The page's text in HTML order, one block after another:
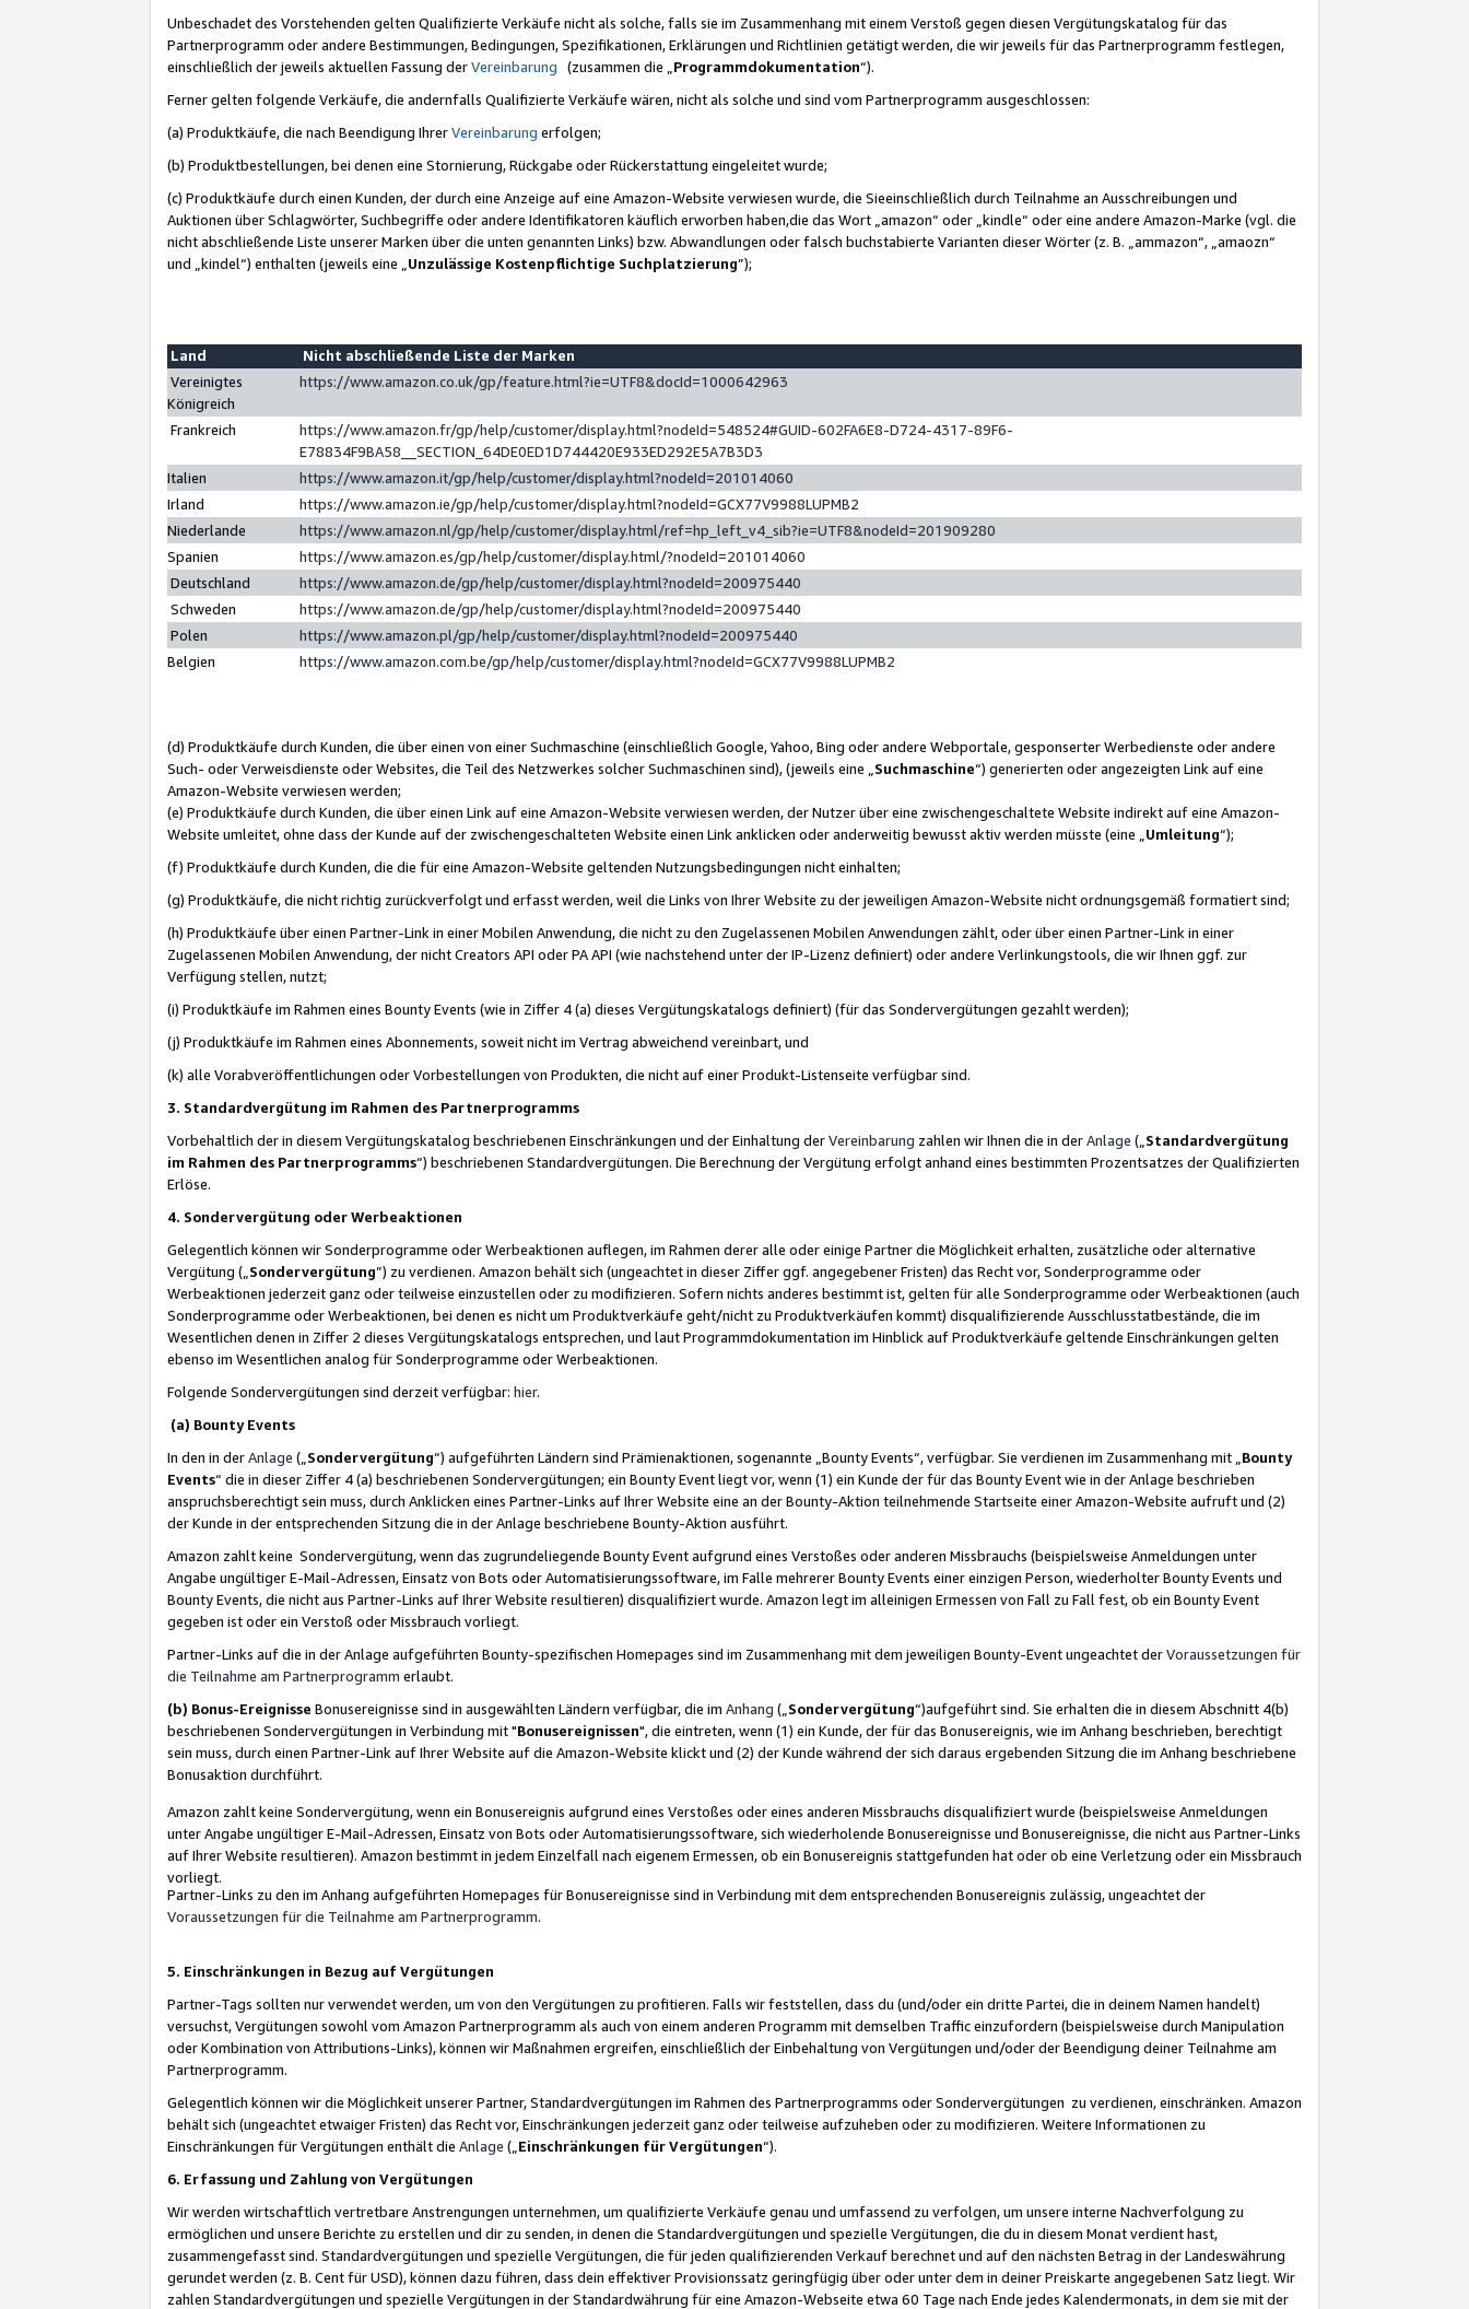
Unbeschadet des Vorstehenden gelten Qualifizierte Verkäufe nicht als solche, falls sie im Zusammenhang mit einem Verstoß gegen diesen Vergütungskatalog für das
Partnerprogramm oder andere Bestimmungen, Bedingungen, Spezifikationen, Erklärungen und Richtlinien getätigt werden, die wir jeweils für das Partnerprogramm festlegen,
einschließlich der jeweils aktuellen Fassung derVereinbarung (zusammen die „ Programmdokumentation“).
Ferner gelten folgende Verkäufe, die andernfalls Qualifizierte Verkäufe wären, nicht als solche und sind vom Partnerprogramm ausgeschlossen:
(a) Produktkäufe, die nach Beendigung IhrerVereinbarung erfolgen;
(b) Produktbestellungen, bei denen eine Stornierung, Rückgabe oder Rückerstattung eingeleitet wurde;
(c) Produktkäufe durch einen Kunden, der durch eine Anzeige auf eine Amazon-Website verwiesen wurde, die Sieeinschließlich durch Teilnahme an Ausschreibungen und
Auktionen über Schlagwörter, Suchbegriffe oder andere Identifikatoren käuflich erworben haben,die das Wort „amazon“ oder „kindle“ oder eine andere Amazon-Marke (vgl. die
nicht abschließende Liste unserer Marken über die unten genannten Links) bzw. Abwandlungen oder falsch buchstabierte Varianten dieser Wörter (z. B. „ammazon“, „amaozn“
und „kindel“) enthalten (jeweils eine „ Unzulässige Kostenpflichtige Suchplatzierung”);
Land
Nicht abschließende Liste der Marken
Vereinigtes
Königreich
https://www.amazon.co.uk/gp/feature.html?ie=UTF8&docId=1000642963
Frankreich
https://www.amazon.fr/gp/help/customer/display.html?nodeId=548524#GUID-602FA6E8-D724-4317-89F6-
E78834F9BA58__SECTION_64DE0ED1D744420E933ED292E5A7B3D3
Italien
https://www.amazon.it/gp/help/customer/display.html?nodeId=201014060
Irland
https://www.amazon.ie/gp/help/customer/display.html?nodeId=GCX77V9988LUPMB2
Niederlande
https://www.amazon.nl/gp/help/customer/display.html/ref=hp_left_v4_sib?ie=UTF8&nodeId=201909280
Spanien
https://www.amazon.es/gp/help/customer/display.html/?nodeId=201014060
Deutschland
https://www.amazon.de/gp/help/customer/display.html?nodeId=200975440
Schweden
https://www.amazon.de/gp/help/customer/display.html?nodeId=200975440
Polen
https://www.amazon.pl/gp/help/customer/display.html?nodeId=200975440
Belgien
https://www.amazon.com.be/gp/help/customer/display.html?nodeId=GCX77V9988LUPMB2
(d) Produktkäufe durch Kunden, die über einen von einer Suchmaschine (einschließlich Google, Yahoo, Bing oder andere Webportale, gesponserter Werbedienste oder andere
Such- oder Verweisdienste oder Websites, die Teil des Netzwerkes solcher Suchmaschinen sind), (jeweils eine „ Suchmaschine“) generierten oder angezeigten Link auf eine
Amazon-Website verwiesen werden;
(e) Produktkäufe durch Kunden, die über einen Link auf eine Amazon-Website verwiesen werden, der Nutzer über eine zwischengeschaltete Website indirekt auf eine Amazon-
Website umleitet, ohne dass der Kunde auf der zwischengeschalteten Website einen Link anklicken oder anderweitig bewusst aktiv werden müsste (eine „ Umleitung“);
(f) Produktkäufe durch Kunden, die die für eine Amazon-Website geltenden Nutzungsbedingungen nicht einhalten;
(g) Produktkäufe, die nicht richtig zurückverfolgt und erfasst werden, weil die Links von Ihrer Website zu der jeweiligen Amazon-Website nicht ordnungsgemäß formatiert sind;
(h) Produktkäufe über einen Partner-Link in einer Mobilen Anwendung, die nicht zu den Zugelassenen Mobilen Anwendungen zählt, oder über einen Partner-Link in einer
Zugelassenen Mobilen Anwendung, der nicht Creators API oder PA API (wie nachstehend unter der IP-Lizenz definiert) oder andere Verlinkungstools, die wir Ihnen ggf. zur
Verfügung stellen, nutzt;
(i) Produktkäufe im Rahmen eines Bounty Events (wie in Ziffer 4 (a) dieses Vergütungskatalogs definiert) (für das Sondervergütungen gezahlt werden);
(j) Produktkäufe im Rahmen eines Abonnements, soweit nicht im Vertrag abweichend vereinbart, und
(k) alle Vorabveröffentlichungen oder Vorbestellungen von Produkten, die nicht auf einer Produkt-Listenseite verfügbar sind.
3. Standardvergütung im Rahmen des Partnerprogramms
Vorbehaltlich der in diesem Vergütungskatalog beschriebenen Einschränkungen und der Einhaltung derVereinbarung zahlen wir Ihnen die in derAnlage („ Standardvergütung
im Rahmen des Partnerprogramms“) beschriebenen Standardvergütungen. Die Berechnung der Vergütung erfolgt anhand eines bestimmten Prozentsatzes der Qualifizierten
Erlöse.
4. Sondervergütung oder Werbeaktionen
Gelegentlich können wir Sonderprogramme oder Werbeaktionen auflegen, im Rahmen derer alle oder einige Partner die Möglichkeit erhalten, zusätzliche oder alternative
Vergütung („ Sondervergütung”) zu verdienen. Amazon behält sich (ungeachtet in dieser Ziffer ggf. angegebener Fristen) das Recht vor, Sonderprogramme oder
Werbeaktionen jederzeit ganz oder teilweise einzustellen oder zu modifizieren. Sofern nichts anderes bestimmt ist, gelten für alle Sonderprogramme oder Werbeaktionen (auch
Sonderprogramme oder Werbeaktionen, bei denen es nicht um Produktverkäufe geht/nicht zu Produktverkäufen kommt) disqualifizierende Ausschlusstatbestände, die im
Wesentlichen denen in Ziffer 2 dieses Vergütungskatalogs entsprechen, und laut Programmdokumentation im Hinblick auf Produktverkäufe geltende Einschränkungen gelten
ebenso im Wesentlichen analog für Sonderprogramme oder Werbeaktionen.
Folgende Sondervergütungen sind derzeit verfügbar: hier.
(a) Bounty Events
In den in derAnlage („ Sondervergütung“) aufgeführten Ländern sind Prämienaktionen, sogenannte „Bounty Events“, verfügbar. Sie verdienen im Zusammenhang mit „ Bounty
Events“ die in dieser Ziffer 4 (a) beschriebenen Sondervergütungen; ein Bounty Event liegt vor, wenn (1) ein Kunde der für das Bounty Event wie in der Anlage beschrieben
anspruchsberechtigt sein muss, durch Anklicken eines Partner-Links auf Ihrer Website eine an der Bounty-Aktion teilnehmende Startseite einer Amazon-Website aufruft und (2)
der Kunde in der entsprechenden Sitzung die in der Anlage beschriebene Bounty-Aktion ausführt.
Amazon zahlt keine Sondervergütung, wenn das zugrundeliegende Bounty Event aufgrund eines Verstoßes oder anderen Missbrauchs (beispielsweise Anmeldungen unter
Angabe ungültiger E-Mail-Adressen, Einsatz von Bots oder Automatisierungssoftware, im Falle mehrerer Bounty Events einer einzigen Person, wiederholter Bounty Events und
Bounty Events, die nicht aus Partner-Links auf Ihrer Website resultieren) disqualifiziert wurde. Amazon legt im alleinigen Ermessen von Fall zu Fall fest, ob ein Bounty Event
gegeben ist oder ein Verstoß oder Missbrauch vorliegt.
Partner-Links auf die in der Anlage aufgeführten Bounty-spezifischen Homepages sind im Zusammenhang mit dem jeweiligen Bounty-Event ungeachtet derVoraussetzungen für
die Teilnahme am Partnerprogramm erlaubt.
(b) Bonus-Ereignisse Bonusereignisse sind in ausgewählten Ländern verfügbar, die im Anhang („ Sondervergütung“)aufgeführt sind. Sie erhalten die in diesem Abschnitt 4(b)
beschriebenen Sondervergütungen in Verbindung mit "Bonusereignissen", die eintreten, wenn (1) ein Kunde, der für das Bonusereignis, wie im Anhang beschrieben, berechtigt
sein muss, durch einen Partner-Link auf Ihrer Website auf die Amazon-Website klickt und (2) der Kunde während der sich daraus ergebenden Sitzung die im Anhang beschriebene
Bonusaktion durchführt.
Amazon zahlt keine Sondervergütung, wenn ein Bonusereignis aufgrund eines Verstoßes oder eines anderen Missbrauchs disqualifiziert wurde (beispielsweise Anmeldungen
unter Angabe ungültiger E-Mail-Adressen, Einsatz von Bots oder Automatisierungssoftware, sich wiederholende Bonusereignisse und Bonusereignisse, die nicht aus Partner-Links
auf Ihrer Website resultieren). Amazon bestimmt in jedem Einzelfall nach eigenem Ermessen, ob ein Bonusereignis stattgefunden hat oder ob eine Verletzung oder ein Missbrauch
vorliegt.
Partner-Links zu den im Anhang aufgeführten Homepages für Bonusereignisse sind in Verbindung mit dem entsprechenden Bonusereignis zulässig, ungeachtet der
Voraussetzungen für die Teilnahme am Partnerprogramm.
5. Einschränkungen in Bezug auf Vergütungen
Partner-Tags sollten nur verwendet werden, um von den Vergütungen zu profitieren. Falls wir feststellen, dass du (und/oder ein dritte Partei, die in deinem Namen handelt)
versuchst, Vergütungen sowohl vom Amazon Partnerprogramm als auch von einem anderen Programm mit demselben Traffic einzufordern (beispielsweise durch Manipulation
oder Kombination von Attributions-Links), können wir Maßnahmen ergreifen, einschließlich der Einbehaltung von Vergütungen und/oder der Beendigung deiner Teilnahme am
Partnerprogramm.
Gelegentlich können wir die Möglichkeit unserer Partner, Standardvergütungen im Rahmen des Partnerprogramms oder Sondervergütungen zu verdienen, einschränken. Amazon
behält sich (ungeachtet etwaiger Fristen) das Recht vor, Einschränkungen jederzeit ganz oder teilweise aufzuheben oder zu modifizieren. Weitere Informationen zu
Einschränkungen für Vergütungen enthält die Anlage („ Einschränkungen für Vergütungen“).
6. Erfassung und Zahlung von Vergütungen
Wir werden wirtschaftlich vertretbare Anstrengungen unternehmen, um qualifizierte Verkäufe genau und umfassend zu verfolgen, um unsere interne Nachverfolgung zu
ermöglichen und unsere Berichte zu erstellen und dir zu senden, in denen die Standardvergütungen und spezielle Vergütungen, die du in diesem Monat verdient hast,
zusammengefasst sind. Standardvergütungen und spezielle Vergütungen, die für jeden qualifizierenden Verkauf berechnet und auf den nächsten Betrag in der Landeswährung
gerundet werden (z. B. Cent für USD), können dazu führen, dass dein effektiver Provisionssatz geringfügig über oder unter dem in deiner Preiskarte angegebenen Satz liegt. Wir
zahlen Standardvergütungen und spezielle Vergütungen in der Standardwährung für eine Amazon-Webseite etwa 60 Tage nach Ende jedes Kalendermonats, in dem sie mit der